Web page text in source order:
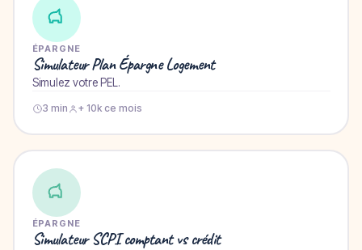
ÉPARGNE
Simulateur Plan Épargne Logement
Simulez votre PEL.
3 min + 10k ce mois
ÉPARGNE
Simulateur SCPI comptant vs crédit